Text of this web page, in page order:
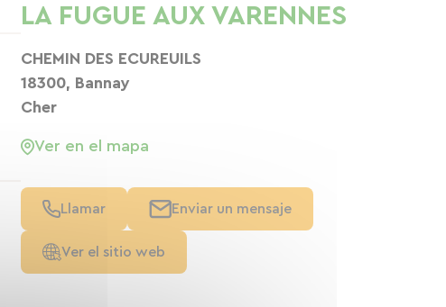
LA FUGUE AUX VARENNES
CHEMIN DES ECUREUILS
18300, Bannay
Cher
Ver en el mapa
Llamar Enviar un mensaje
Ver el sitio web